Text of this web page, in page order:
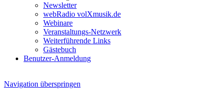
Newsletter
webRadio volXmusik.de
Webinare
Veranstaltungs-Netzwerk
Weiterführende Links
Gästebuch
Benutzer-Anmeldung
Navigation überspringen